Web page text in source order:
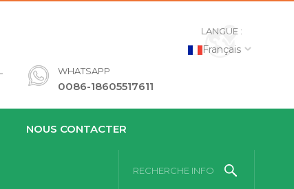
LANGUE :
Français
WHATSAPP
0086-18605517611
NOUS CONTACTER
RECHERCHE INFO